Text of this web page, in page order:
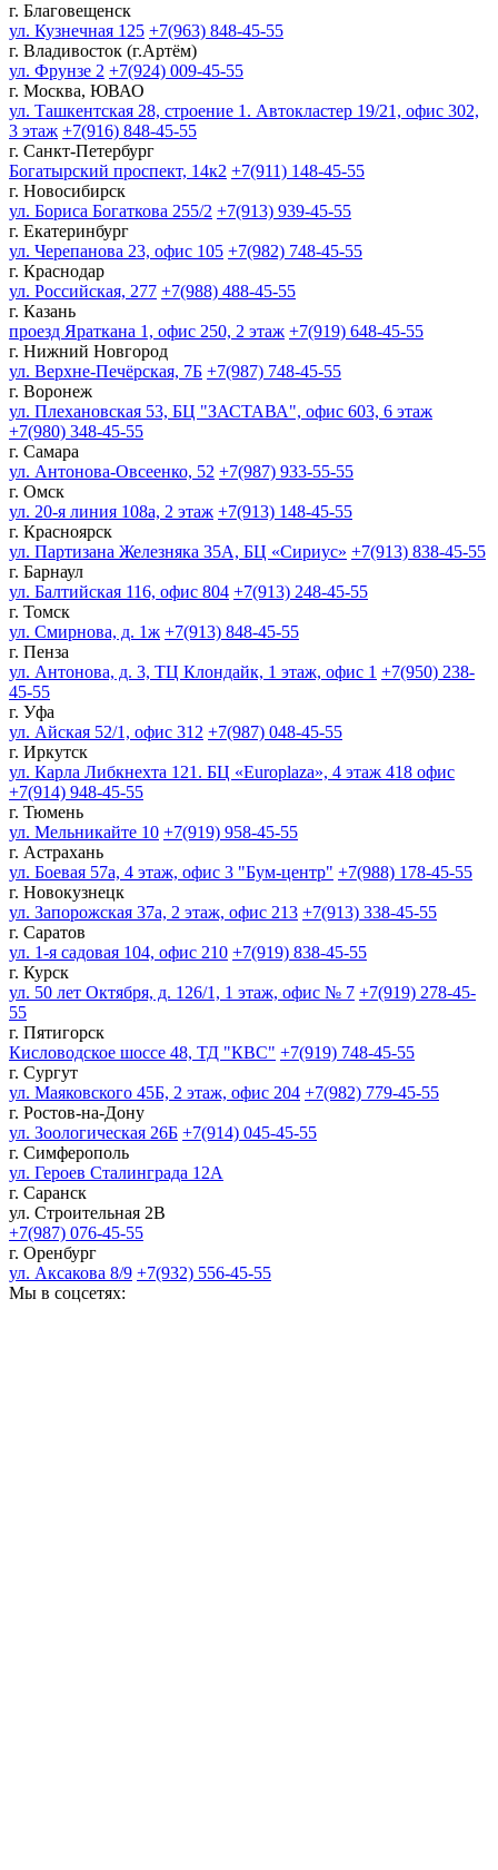
г. Благовещенск
ул. Кузнечная 125 +7(963) 848-45-55
г. Владивосток (г.Артём)
ул. Фрунзе 2 +7(924) 009-45-55
г. Москва, ЮВАО
ул. Ташкентская 28, строение 1. Автокластер 19/21, офис 302,
3 этаж +7(916) 848-45-55
г. Санкт-Петербург
Богатырский проспект, 14к2 +7(911) 148-45-55
г. Новосибирск
ул. Бориса Богаткова 255/2 +7(913) 939-45-55
г. Екатеринбург
ул. Черепанова 23, офис 105 +7(982) 748-45-55
г. Краснодар
ул. Российская, 277 +7(988) 488-45-55
г. Казань
проезд Яраткана 1, офис 250, 2 этаж +7(919) 648-45-55
г. Нижний Новгород
ул. Верхне-Печёрская, 7Б +7(987) 748-45-55
г. Воронеж
ул. Плехановская 53, БЦ "ЗАСТАВА", офис 603, 6 этаж
+7(980) 348-45-55
г. Самара
ул. Антонова-Овсеенко, 52 +7(987) 933-55-55
г. Омск
ул. 20-я линия 108а, 2 этаж +7(913) 148-45-55
г. Красноярск
ул. Партизана Железняка 35А, БЦ «Сириус» +7(913) 838-45-55
г. Барнаул
ул. Балтийская 116, офис 804 +7(913) 248-45-55
г. Томск
ул. Смирнова, д. 1ж +7(913) 848-45-55
г. Пенза
ул. Антонова, д. 3, ТЦ Клондайк, 1 этаж, офис 1 +7(950) 238-
45-55
г. Уфа
ул. Айская 52/1, офис 312 +7(987) 048-45-55
г. Иркутск
ул. Карла Либкнехта 121. БЦ «Europlaza», 4 этаж 418 офис
+7(914) 948-45-55
г. Тюмень
ул. Мельникайте 10 +7(919) 958-45-55
г. Астрахань
ул. Боевая 57а, 4 этаж, офис 3 "Бум-центр" +7(988) 178-45-55
г. Новокузнецк
ул. Запорожская 37а, 2 этаж, офис 213 +7(913) 338-45-55
г. Саратов
ул. 1-я садовая 104, офис 210 +7(919) 838-45-55
г. Курск
ул. 50 лет Октября, д. 126/1, 1 этаж, офис № 7 +7(919) 278-45-
55
г. Пятигорск
Кисловодское шоссе 48, ТД "КВС" +7(919) 748-45-55
г. Сургут
ул. Маяковского 45Б, 2 этаж, офис 204 +7(982) 779-45-55
г. Ростов-на-Дону
ул. Зоологическая 26Б +7(914) 045-45-55
г. Симферополь
ул. Героев Сталинграда 12А
г. Саранск
ул. Строительная 2В
+7(987) 076-45-55
г. Оренбург
ул. Аксакова 8/9 +7(932) 556-45-55
Мы в соцсетях: